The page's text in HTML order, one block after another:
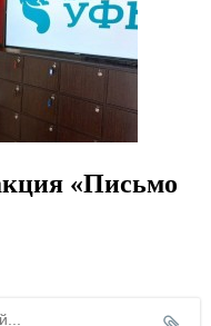
«Письмо